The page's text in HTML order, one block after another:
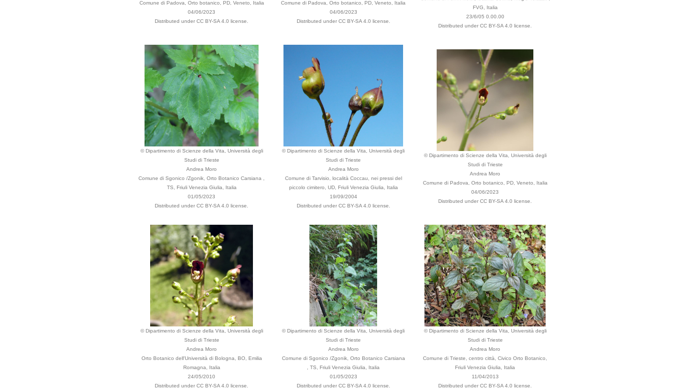
Comune di Padova, Orto botanico, PD, Veneto, Italia
04/06/2023
Distributed under CC BY-SA 4.0 license.
Comune di Padova, Orto botanico, PD, Veneto, Italia
04/06/2023
Distributed under CC BY-SA 4.0 license.
FVG, Italia
23/6/05 0.00.00
Distributed under CC BY-SA 4.0 license.
© Dipartimento di Scienze della Vita, Università degli
Studi di Trieste
Andrea Moro
Comune di Sgonico /Zgonik, Orto Botanico Carsiana ,
TS, Friuli Venezia Giulia, Italia
01/05/2023
Distributed under CC BY-SA 4.0 license.
© Dipartimento di Scienze della Vita, Università degli
Studi di Trieste
Andrea Moro
Comune di Tarvisio, località Coccau, nei pressi del
piccolo cimitero, UD, Friuli Venezia Giulia, Italia
19/09/2004
Distributed under CC BY-SA 4.0 license.
© Dipartimento di Scienze della Vita, Università degli
Studi di Trieste
Andrea Moro
Comune di Padova, Orto botanico, PD, Veneto, Italia
04/06/2023
Distributed under CC BY-SA 4.0 license.
© Dipartimento di Scienze della Vita, Università degli
Studi di Trieste
Andrea Moro
Orto Botanico dell'Università di Bologna, BO, Emilia
Romagna, Italia
24/05/2010
Distributed under CC BY-SA 4.0 license.
© Dipartimento di Scienze della Vita, Università degli
Studi di Trieste
Andrea Moro
Comune di Sgonico /Zgonik, Orto Botanico Carsiana
, TS, Friuli Venezia Giulia, Italia
01/05/2023
Distributed under CC BY-SA 4.0 license.
© Dipartimento di Scienze della Vita, Università degli
Studi di Trieste
Andrea Moro
Comune di Trieste, centro città, Civico Orto Botanico,
Friuli Venezia Giulia, Italia
11/04/2013
Distributed under CC BY-SA 4.0 license.